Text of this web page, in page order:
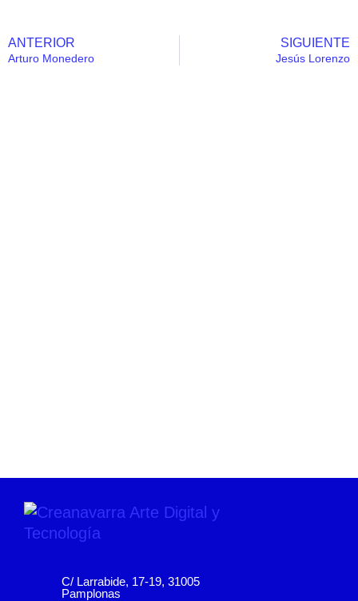
Ant
ANTERIOR
Arturo Monedero
SIGUIENTE
Jesús Lorenzo
C/ Larrabide, 17-19, 31005
Pamplonas